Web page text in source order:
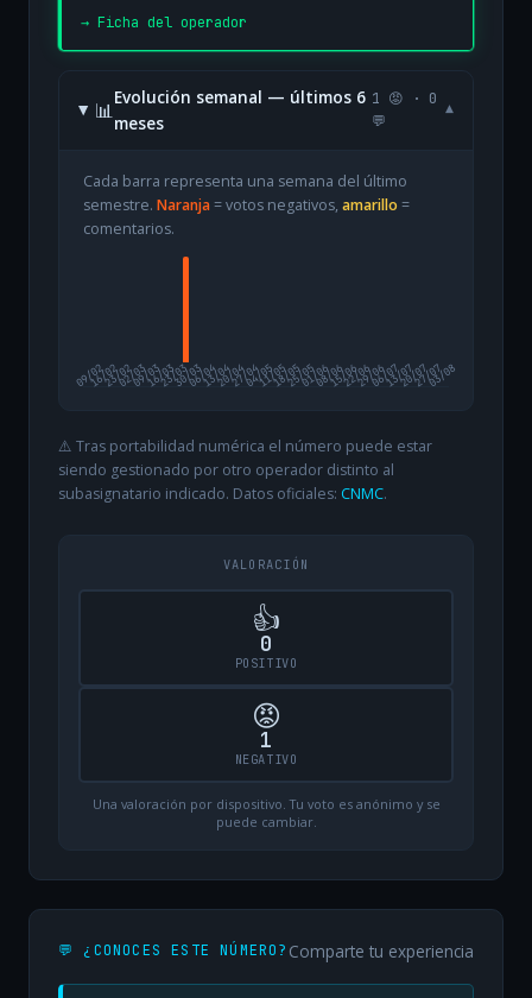
→ Ficha del operador
📊
Evolución semanal — últimos 6
meses
1 😡 · 0
💬
▾
Cada barra representa una semana del último
semestre. Naranja= votos negativos, amarillo =
comentarios.
09/02
16/0223/0202/0309/0316/0323/0330/0306/0413/0420/0427/0404/0511/0518/0525/0501/0608/0615/0622/0629/0606/0713/0720/0727/07
03/08
⚠️ Tras portabilidad numérica el número puede estar
siendo gestionado por otro operador distinto al
subasignatario indicado. Datos oficiales: CNMC.
VALORACIÓN
👍
0
POSITIVO
😡
1
NEGATIVO
Una valoración por dispositivo. Tu voto es anónimo y se
puede cambiar.
💬 ¿CONOCES ESTE NÚMERO? Comparte tu experiencia